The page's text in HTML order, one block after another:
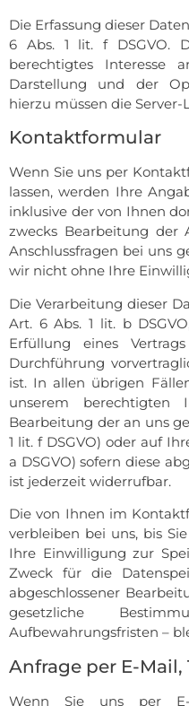
Die Erfassung dieser
6 Abs. 1 lit. f DSGVO.
berechtigtes Interesse
Darstellung und der
hierzu müssen die
Kontaktformular
Wenn Sie uns per
lassen, werden Ihre
inklusive der von Ihnen
zwecks Bearbeitung der
Anschlussfragen bei uns
wir nicht ohne Ihre
Die Verarbeitung dieser
Art. 6 Abs. 1 lit. b
Erfüllung eines
Durchführung
ist. In allen übrigen
unserem berechtigten
Bearbeitung der an uns
1 lit. f DSGVO) oder auf
a DSGVO) sofern diese
ist jederzeit widerrufbar.
Die von Ihnen im
verbleiben bei uns, bis
Ihre Einwilligung zur
Zweck für die
abgeschlossener
gesetzliche
Aufbewahrungsfristen –
Anfrage per E-Mail,
Wenn Sie uns per E-